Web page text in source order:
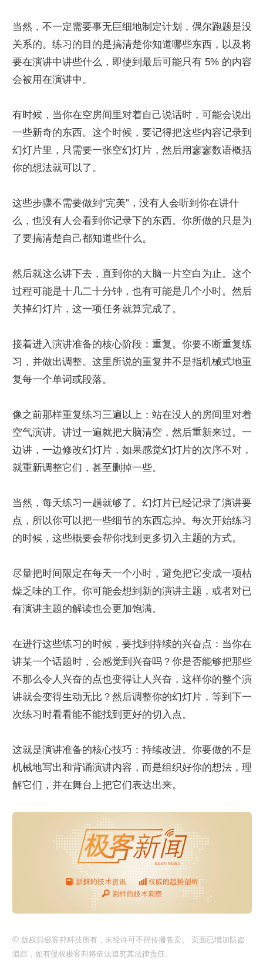
当然，不一定需要事无巨细地制定计划，偶尔跑题是没
关系的。练习的目的是搞清楚你知道哪些东西，以及将
要在演讲中讲些什么，即使到最后可能只有 5% 的内容
会被用在演讲中。
有时候，当你在空房间里对着自己说话时，可能会说出
一些新奇的东西。这个时候，要记得把这些内容记录到
幻灯片里，只需要一张空幻灯片，然后用寥寥数语概括
你的想法就可以了。
这些步骤不需要做到“完美”，没有人会听到你在讲什
么，也没有人会看到你记录下的东西。你所做的只是为
了要搞清楚自己都知道些什么。
然后就这么讲下去，直到你的大脑一片空白为止。这个
过程可能是十几二十分钟，也有可能是几个小时。然后
关掉幻灯片，这一项任务就算完成了。
接着进入演讲准备的核心阶段：重复。你要不断重复练
习，并做出调整。这里所说的重复并不是指机械式地重
复每一个单词或段落。
像之前那样重复练习三遍以上：站在没人的房间里对着
空气演讲。讲过一遍就把大脑清空，然后重新来过。一
边讲，一边修改幻灯片，如果感觉幻灯片的次序不对，
就重新调整它们，甚至删掉一些。
当然，每天练习一趟就够了。幻灯片已经记录了演讲要
点，所以你可以把一些细节的东西忘掉。每次开始练习
的时候，这些概要会帮你找到更多切入主题的方式。
尽量把时间限定在每天一个小时，避免把它变成一项枯
燥乏味的工作。你可能会想到新的演讲主题，或者对已
有演讲主题的解读也会更加饱满。
在进行这些练习的时候，要找到持续的兴奋点：当你在
讲某一个话题时，会感觉到兴奋吗？你是否能够把那些
不那么令人兴奋的点也变得让人兴奋，这样你的整个演
讲就会变得生动无比？然后调整你的幻灯片，等到下一
次练习时看看能不能找到更好的切入点。
这就是演讲准备的核心技巧：持续改进。你要做的不是
机械地写出和背诵演讲内容，而是组织好你的想法，理
解它们，并在舞台上把它们表达出来。
© 版权归极客邦科技所有，未经许可不得传播售卖。 页面已增加防盗
追踪，如有侵权极客邦将依法追究其法律责任。